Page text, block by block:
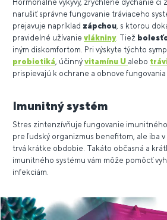
Hormonálne výkyvy, zrýchlené dýchanie či
narušiť správne fungovanie tráviaceho
prejavuje napríklad zápchou , s ktorou
pravidelné užívanie vlákniny. Tiež
iným diskomfortom. Pri výskyte týchto
probiotiká , účinný vitamínu U alebo
prispievajú k ochrane a obnove
Imunitný systém
Stres zintenzívňuje fungovanie
pre ľudský organizmus benefitom, ale iba
trvá krátke obdobie. Takáto občasná a
imunitného systému vám môže pomôcť
infekciám.